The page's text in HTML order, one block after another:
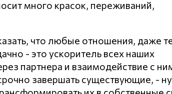
много красок, переживаний,
что любые отношения, даже
- это ускоритель всех наших
партнера и взаимодействие с
завершать существующие, -